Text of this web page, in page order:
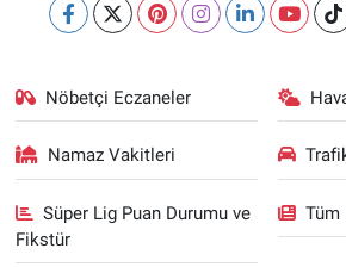
Nöbetçi Eczaneler
Namaz Vakitleri
Süper Lig Puan Durumu ve
Fikstür
Tüm